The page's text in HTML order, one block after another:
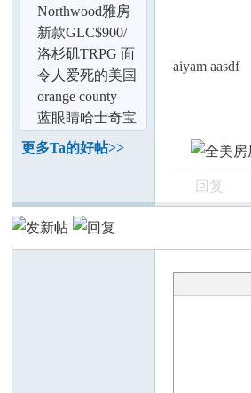
修复草地施肥、
枯草复绿、种
Northwood雅房
分组850一人间
新款GLC$900/
月,含全保及雨伞
险
洛杉矶TRPG 面
团招募新人
令人爱死的美国
小学和幼儿园
orange county
Anaheim want
massage thera
蓝眼睛哈士奇宝
宝出售二哈有纯
白色哦找新家
更多Ta的好帖>>
aiyam aasdf
回复